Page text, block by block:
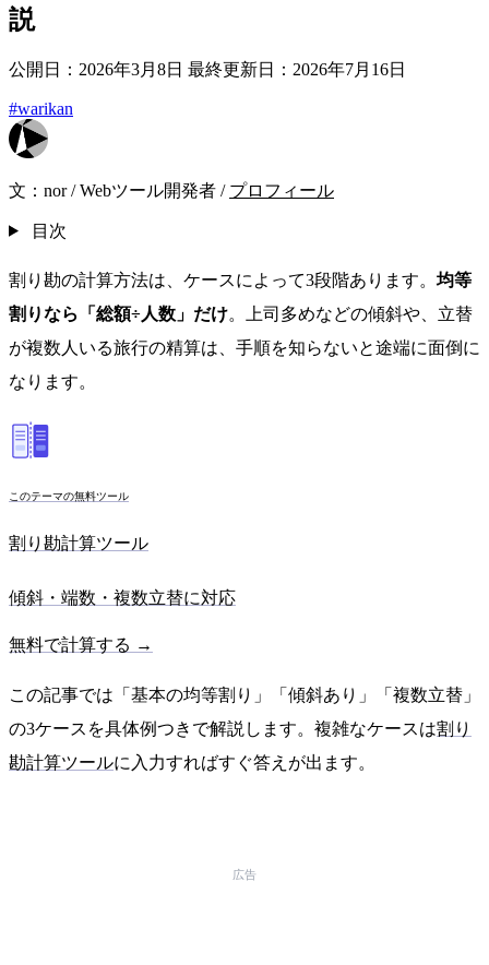
説
公開日：2026年3月8日 最終更新日：2026年7月16日
#warikan
文： nor /Webツール開発者 / プロフィール
目次
割り勘の計算方法は、ケースによって3段階あります。 均等
割りなら「総額÷人数」だけ。上司多めなどの傾斜や、立替
が複数人いる旅行の精算は、手順を知らないと途端に面倒に
なります。
このテーマの無料ツール
割り勘計算ツール
傾斜・端数・複数立替に対応
無料で計算する →
この記事では「基本の均等割り」「傾斜あり」「複数立替」
の3ケースを具体例つきで解説します。複雑なケースは割り
勘計算ツールに入力すればすぐ答えが出ます。
広告